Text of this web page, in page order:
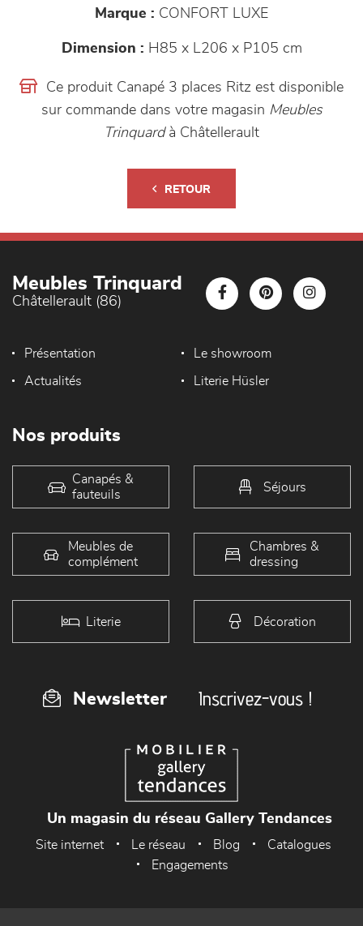
Marque : CONFORT LUXE
Dimension : H85 x L206 x P105 cm
Ce produit Canapé 3 places Ritz est disponible
sur commande dans votre magasin Meubles
Trinquard à Châtellerault
RETOUR
Meubles Trinquard
Châtellerault (86)
Présentation Le showroom
Actualités Literie Hüsler
Nos produits
Canapés &
fauteuils
Séjours
Meubles de
complément
Chambres &
dressing
Literie Décoration
Newsletter Inscrivez-vous !
Un magasin du réseau Gallery Tendances
Site internet Le réseau Blog
Catalogues
Engagements